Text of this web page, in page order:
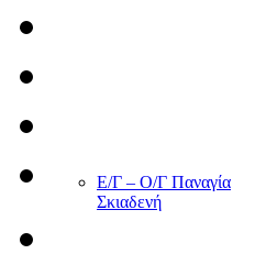
Ε/Γ – Ο/Γ Παναγία
Σκιαδενή